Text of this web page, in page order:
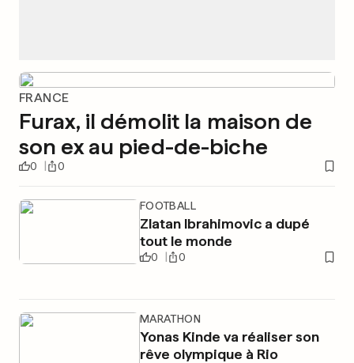
FRANCE
Furax, il démolit la maison de
son ex au pied-de-biche
0 0
FOOTBALL
Zlatan Ibrahimovic a dupé
tout le monde
0 0
MARATHON
Yonas Kinde va réaliser son
rêve olympique à Rio